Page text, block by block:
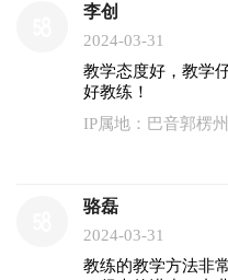
李创
2024-03-31
教学态度好，教学
好教练！
IP属地：巴音郭楞州
骆磊
2024-03-31
教练的教学方法非